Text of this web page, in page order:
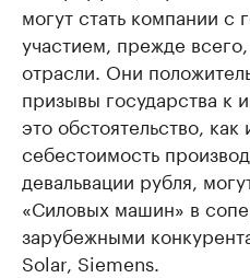
могут стать компании с
участием, прежде
отрасли. Они
призывы государства
это обстоятельство,
себестоимость
девальвации рубля,
«Силовых машин» в
зарубежными
Solar, Siemens.